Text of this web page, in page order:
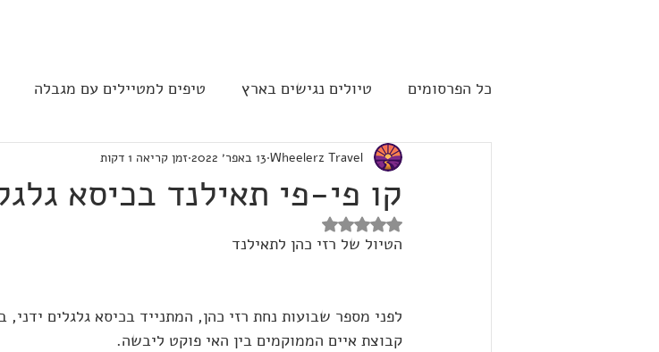
כל הפרסומים טיולים נגישים בארץ טיפים למטיילים עם מגבלה
שייט תענוגות - קרוז ארה"ב וצפון אמריקה נגישות בבתי מלון
קו פי-פי תאילנד בכיסא
Wheelerz Travel 13 באפר׳ 2022 זמן קריאה 1 דקות
דירוג של NaN מתוך 5 כוכבים
הטיול של רזי כהן לתאילנד
לפני מספר שבועות נחת רזי כהן, המתנייד בכיסא גלגלים
קבוצת איים הממוקמים בין האי פוקט ליבשה.